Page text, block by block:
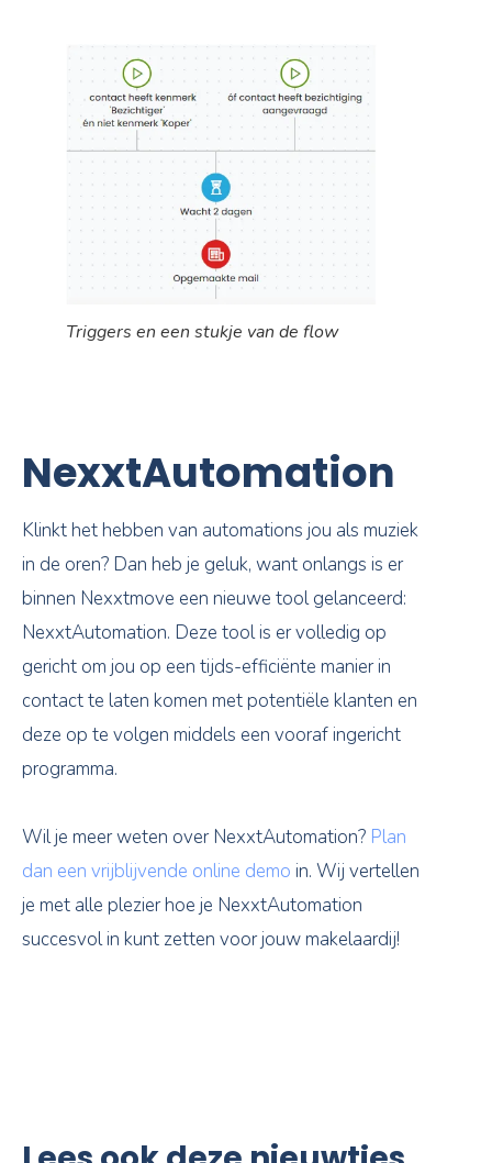
Triggers en een stukje van de flow
NexxtAutomation
Klinkt het hebben van automations jou als muziek
in de oren? Dan heb je geluk, want onlangs is er
binnen Nexxtmove een nieuwe tool gelanceerd:
NexxtAutomation. Deze tool is er volledig op
gericht om jou op een tijds-efficiënte manier in
contact te laten komen met potentiële klanten en
deze op te volgen middels een vooraf ingericht
programma.
Wil je meer weten over NexxtAutomation? Plan
dan een vrijblijvende online demo in. Wij vertellen
je met alle plezier hoe je NexxtAutomation
succesvol in kunt zetten voor jouw makelaardij!